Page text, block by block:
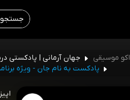
اکو موسیقی
جهان آرمانی | پادکستی
پادکست به نام جان - ویژه